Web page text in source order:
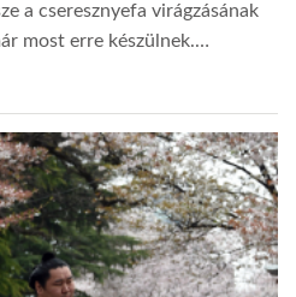
a cseresznyefa virágzásának
most erre készülnek.…